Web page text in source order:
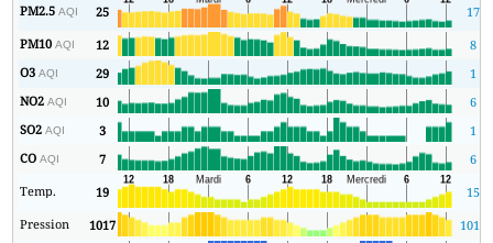
PM2.5AQI 25
17
PM10AQI 12
8
O3AQI 29
1
NO2AQI 10
6
SO2AQI 3
1
COAQI 7
6
Temp.
19
15
Pression
1017 1013